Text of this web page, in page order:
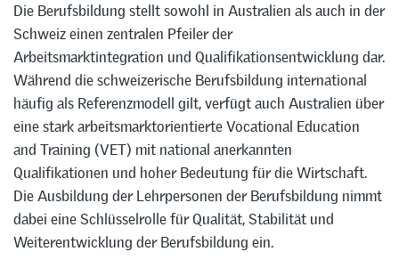
Die Berufsbildung stellt sowohl in Australien als auch in der
Schweiz einen zentralen Pfeiler der
Arbeitsmarktintegration und Qualifikationsentwicklung dar.
Während die schweizerische Berufsbildung international
häufig als Referenzmodell gilt, verfügt auch Australien über
eine stark arbeitsmarktorientierte Vocational Education
and Training (VET) mit national anerkannten
Qualifikationen und hoher Bedeutung für die Wirtschaft.
Die Ausbildung der Lehrpersonen der Berufsbildung nimmt
dabei eine Schlüsselrolle für Qualität, Stabilität und
Weiterentwicklung der Berufsbildung ein.